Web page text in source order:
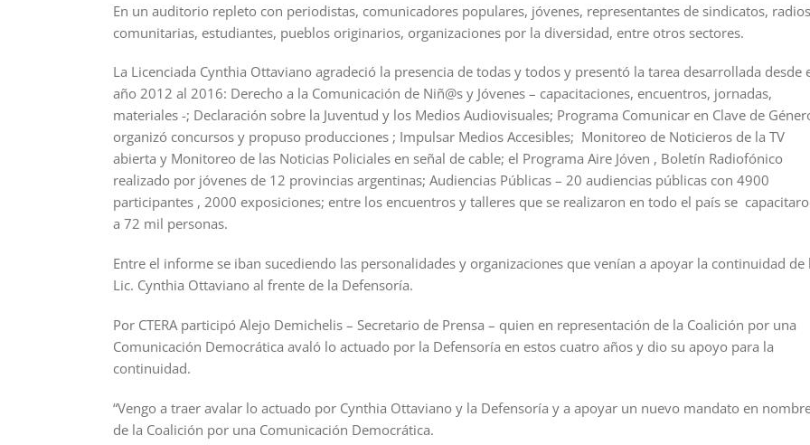
En un auditorio repleto con periodistas, comunicadores populares, jóvenes, representantes de sindicatos, radios
comunitarias, estudiantes, pueblos originarios, organizaciones por la diversidad, entre otros sectores.
La Licenciada Cynthia Ottaviano agradeció la presencia de todas y todos y presentó la tarea desarrollada desde
año 2012 al 2016: Derecho a la Comunicación de Niñ@s y Jóvenes – capacitaciones, encuentros, jornadas,
materiales -; Declaración sobre la Juventud y los Medios Audiovisuales; Programa Comunicar en Clave de
organizó concursos y propuso producciones ; Impulsar Medios Accesibles; Monitoreo de Noticieros de la TV
abierta y Monitoreo de las Noticias Policiales en señal de cable; el Programa Aire Jóven , Boletín Radiofónico
realizado por jóvenes de 12 provincias argentinas; Audiencias Públicas – 20 audiencias públicas con 4900
participantes , 2000 exposiciones; entre los encuentros y talleres que se realizaron en todo el país se
a 72 mil personas.
Entre el informe se iban sucediendo las personalidades y organizaciones que venían a apoyar la continuidad de
Lic. Cynthia Ottaviano al frente de la Defensoría.
Por CTERA participó Alejo Demichelis – Secretario de Prensa – quien en representación de la Coalición por una
Comunicación Democrática avaló lo actuado por la Defensoría en estos cuatro años y dio su apoyo para la
continuidad.
“Vengo a traer avalar lo actuado por Cynthia Ottaviano y la Defensoría y a apoyar un nuevo mandato en
de la Coalición por una Comunicación Democrática.